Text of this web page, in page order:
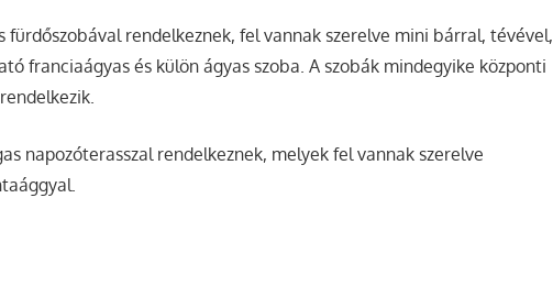
fürdőszobával rendelkeznek, fel vannak szerelve mini bárral, tévével,
franciaágyas és külön ágyas szoba. A szobák mindegyike központi
napozóterasszal rendelkeznek, melyek fel vannak szerelve